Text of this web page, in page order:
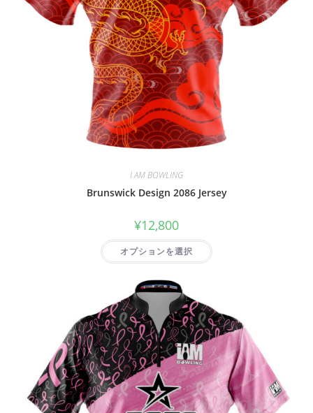
I AM BOWLING
Brunswick Design 2086 Jersey
¥12,800
オプションを選択